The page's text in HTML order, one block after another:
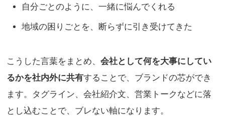
自分ごとのように、一緒に悩んでくれる
地域の困りごとを、断らずに引き受けてきた
こうした言葉をまとめ、会社として何を大事にしてい
るかを社内外に共有することで、ブランドの芯ができ
ます。タグライン、会社紹介文、営業トークなどに落
とし込むことで、ブレない軸になります。